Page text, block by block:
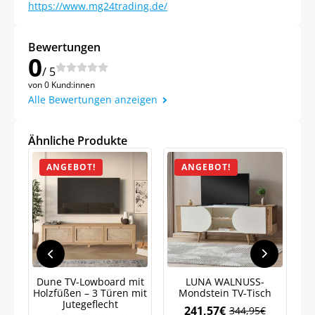
https://www.mg24trading.de/
Bewertungen
0/ 5
von 0 Kund:innen
Alle Bewertungen anzeigen
Ähnliche Produkte
ANGEBOT!
Dune TV-Lowboard mit
Holzfüßen – 3 Türen mit
Jutegeflecht
ANGEBOT!
LUNA WALNUSS-
Mondstein TV-Tisch
344,95€
241,57€
auf Ihre erste Bestellung sichern!
Meinen Code senden
Bleiben Sie auf dem Laufenden über
Neuigkeiten und Angebote.
Weitere Informationen darüber, wie wir Ihre Daten für
Marketingkommunikation verarbeiten. Lesen Sie unsere
Datenschutzrichtlinie.